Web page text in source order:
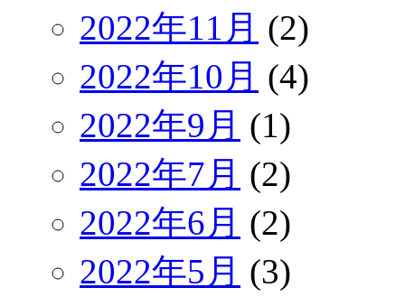
2022年11月 (2)
2022年10月 (4)
2022年9月 (1)
2022年7月 (2)
2022年6月 (2)
2022年5月 (3)